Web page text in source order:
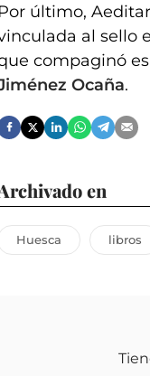
Por último,
al sello
compaginó
Ocaña.
en
Huesca libros